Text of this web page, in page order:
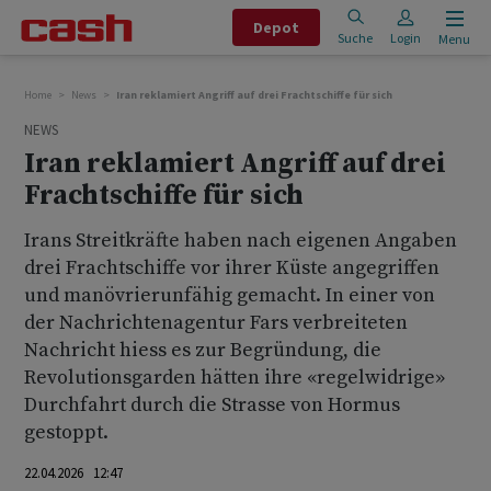
Depot
Suche Login Menu
Home News Iran reklamiert Angriff auf drei Frachtschiffe für sich
NEWS
Iran reklamiert Angriff auf drei
Frachtschiffe für sich
Irans Streitkräfte haben nach eigenen Angaben
drei Frachtschiffe vor ihrer Küste angegriffen
und manövrierunfähig gemacht. In einer von
der Nachrichtenagentur Fars verbreiteten
Nachricht hiess es zur Begründung, die
Revolutionsgarden hätten ihre «regelwidrige»
Durchfahrt durch die Strasse von Hormus
gestoppt.
22.04.2026 12:47